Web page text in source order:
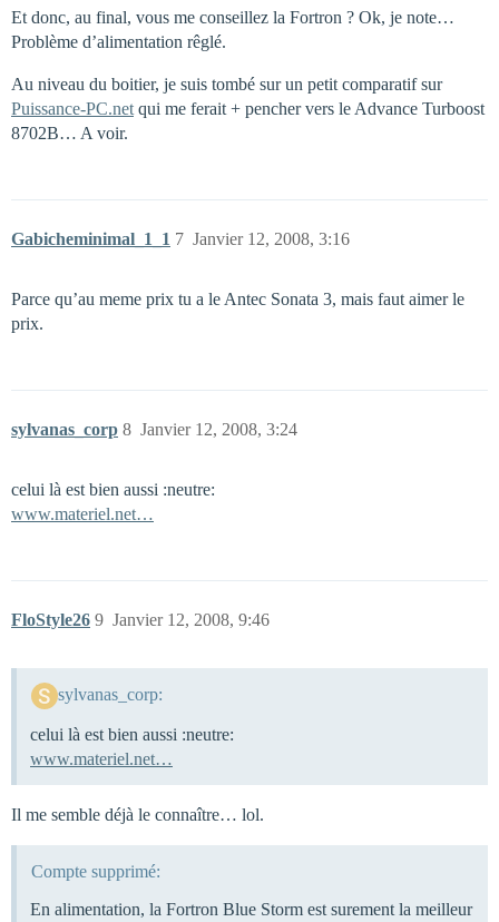
Et donc, au final, vous me conseillez la Fortron ? Ok, je note…
Problème d’alimentation rêglé.
Au niveau du boitier, je suis tombé sur un petit comparatif sur
Puissance-PC.net qui me ferait + pencher vers le Advance Turboost
8702B… A voir.
Gabicheminimal_1_1 Janvier 12, 2008, 3:16
7
Parce qu’au meme prix tu a le Antec Sonata 3, mais faut aimer le
prix.
sylvanas_corp Janvier 12, 2008, 3:24
8
celui là est bien aussi :neutre:
www.materiel.net…
FloStyle26 Janvier 12, 2008, 9:46
9
sylvanas_corp:
celui là est bien aussi :neutre:
www.materiel.net…
Il me semble déjà le connaître… lol.
Compte supprimé:
En alimentation, la Fortron Blue Storm est surement la meilleur